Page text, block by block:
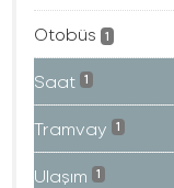
Otobüs 1
Saat 1
Tramvay 1
Ulaşım 1